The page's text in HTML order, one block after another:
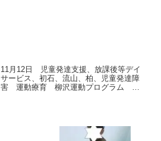
11月12日 児童発達支援、放課後等デイ
サービス、初石、流山、柏、児童発達障
害 運動療育 柳沢運動プログラム こ